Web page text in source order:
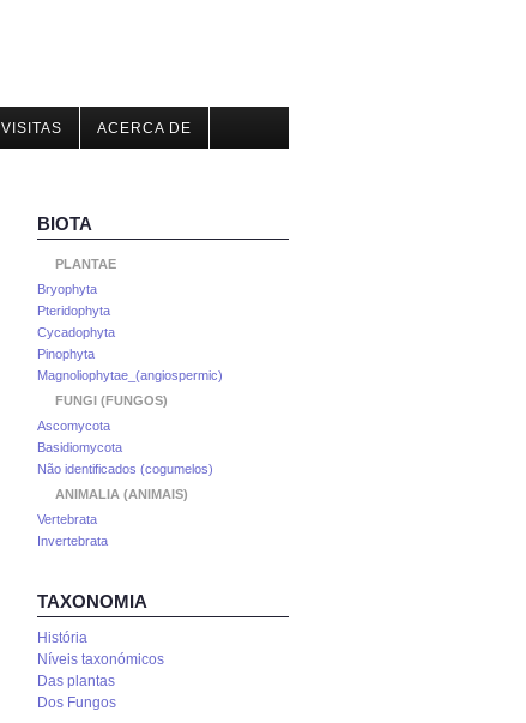
VISITAS ACERCA DE
BIOTA
PLANTAE
Bryophyta
Pteridophyta
Cycadophyta
Pinophyta
Magnoliophytae_(angiospermic)
FUNGI (FUNGOS)
Ascomycota
Basidiomycota
Não identificados (cogumelos)
ANIMALIA (ANIMAIS)
Vertebrata
Invertebrata
TAXONOMIA
História
Níveis taxonómicos
Das plantas
Dos Fungos